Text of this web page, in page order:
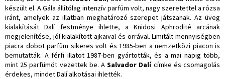
készült el. A Gála állítólag intenzív parfüm volt, nagy szeretettel a rózsa
iránt, amelyek az illatban meghatározó szerepet játszanak. Az üveg
kialakítását Dalí festménye ihlette, a Knidosi Aphrodité arcának
megjelenítése, jól kialakított ajkaival és orrával. Limitált mennyiségben
piacra dobot parfüm sikeres volt és 1985-ben a nemzetközi piacon is
bemutatták. A férfi illatot 1987-ben gyártották, és a mai napig több,
mint 25 parfümöt vezettek be. A Salvador Dalí címke és csomagolás
érdekes, mindet Dalí alkotásai ihlették.